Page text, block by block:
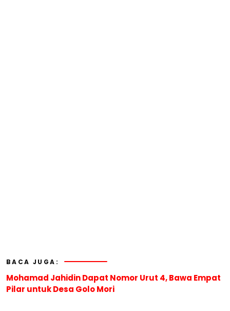
BACA JUGA:
Mohamad Jahidin Dapat Nomor Urut 4, Bawa Empat
Pilar untuk Desa Golo Mori